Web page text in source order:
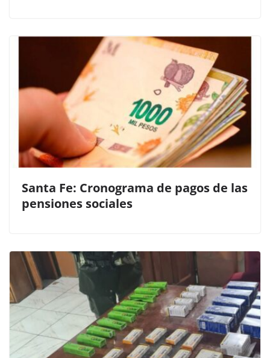
Santa Fe: Cronograma de pagos de las
pensiones sociales